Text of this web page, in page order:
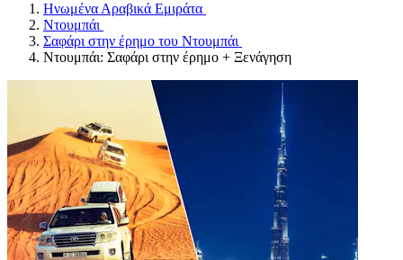
Ηνωμένα Αραβικά Εμιράτα
Ντουμπάι
Σαφάρι στην έρημο του Ντουμπάι
Ντουμπάι: Σαφάρι στην έρημο + Ξενάγηση